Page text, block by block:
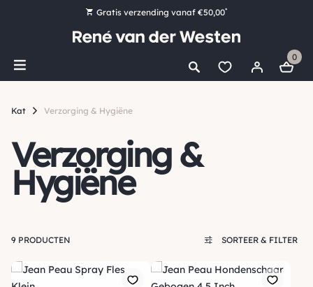
Gratis verzending vanaf €50,00*
Bestel nu, betaal later met Klarna
Ruim 16.000 artikelen op voorraad
Ruim 44 jaar kennis en ervaring
0
Kat Verzorging & Hygiëne
Verzorging &
Hygiëne
9 PRODUCTEN SORTEER & FILTER